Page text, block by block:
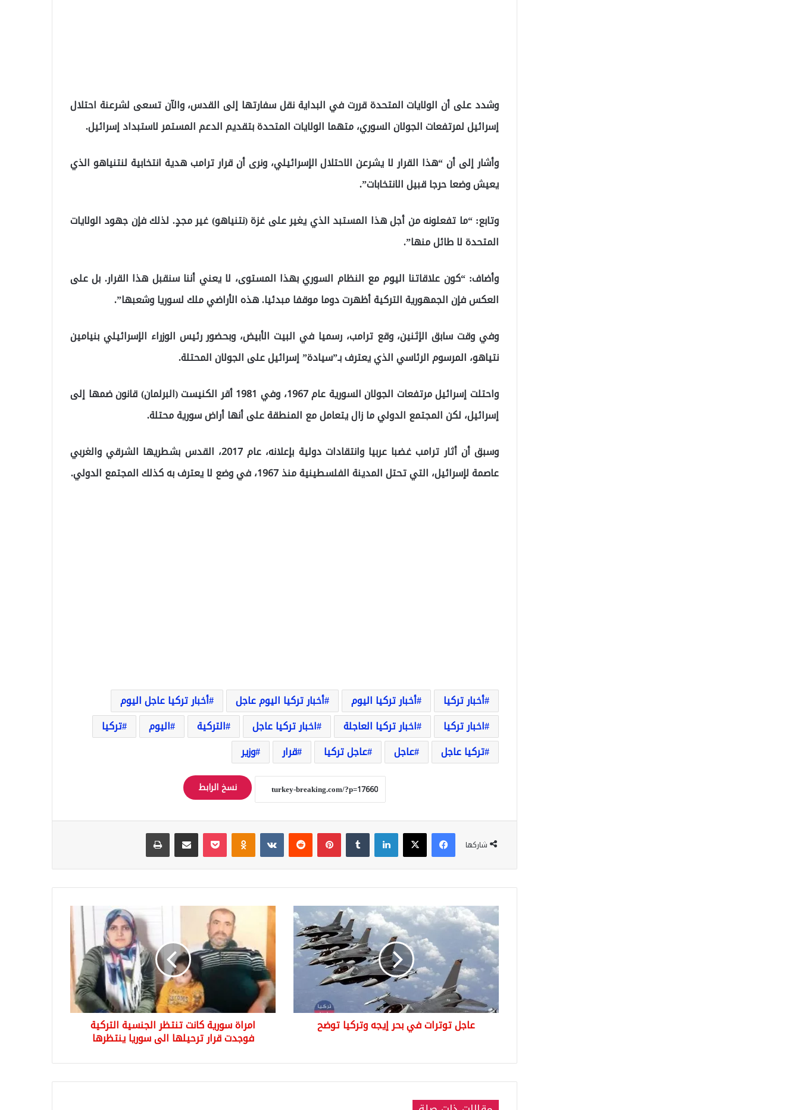
وشدد على أن الولايات المتحدة قررت في البداية نقل سفارتها إلى القدس، والآن تسعى لشرعنة احتلال
إسرائيل لمرتفعات الجولان السوري، متهما الولايات المتحدة بتقديم الدعم المستمر لاستبداد إسرائيل.
وأشار إلى أن “هذا القرار لا يشرعن الاحتلال الإسرائيلي، ونرى أن قرار ترامب هدية انتخابية لنتنياهو الذي
يعيش وضعا حرجا قبيل الانتخابات”.
وتابع: “ما تفعلونه من أجل هذا المستبد الذي يغير على غزة (نتنياهو) غير مجدٍ. لذلك فإن جهود الولايات
المتحدة لا طائل منها”.
وأضاف: “كون علاقاتنا اليوم مع النظام السوري بهذا المستوى، لا يعني أننا سنقبل هذا القرار. بل على
العكس فإن الجمهورية التركية أظهرت دوما موقفا مبدئيا. هذه الأراضي ملك لسوريا وشعبها”.
وفي وقت سابق الإثنين، وقع ترامب، رسميا في البيت الأبيض، وبحضور رئيس الوزراء الإسرائيلي بنيامين
نتياهو، المرسوم الرئاسي الذي يعترف بـ”سيادة” إسرائيل على الجولان المحتلة.
واحتلت إسرائيل مرتفعات الجولان السورية عام 1967، وفي 1981 أقر الكنيست (البرلمان) قانون ضمها إلى
إسرائيل، لكن المجتمع الدولي ما زال يتعامل مع المنطقة على أنها أراض سورية محتلة.
وسبق أن أثار ترامب غضبا عربيا وانتقادات دولية بإعلانه، عام 2017، القدس بشطريها الشرقي والغربي
عاصمة لإسرائيل، التي تحتل المدينة الفلسطينية منذ 1967، في وضع لا يعترف به كذلك المجتمع الدولي.
أخبار تركيا أخبار تركيا اليوم أخبار تركيا اليوم عاجل
أخبار تركيا عاجل اليوم
اخبار تركيا
اخبار تركيا العاجلة اخبار تركيا عاجل التركية اليوم
تركيا
تركيا عاجل
عاجل عاجل تركيا قرار وزير
نسخ الرابط
شاركها
فيسبوك‫X لينكدإن بينتيريست Odnoklassniki
‫Pocket مشاركة عبر البريد طباعة
عاجل
توترات
في
بحر
إيجه
وتركيا
توضح
عاجل توترات في بحر إيجه وتركيا توضح
امراة
سورية
كانت
تنتظر
الجنسية
التركية
فوجدت
قرار
ترحيلها
امراة سورية كانت تنتظر الجنسية التركية
فوجدت قرار ترحيلها الى سوريا ينتظرها